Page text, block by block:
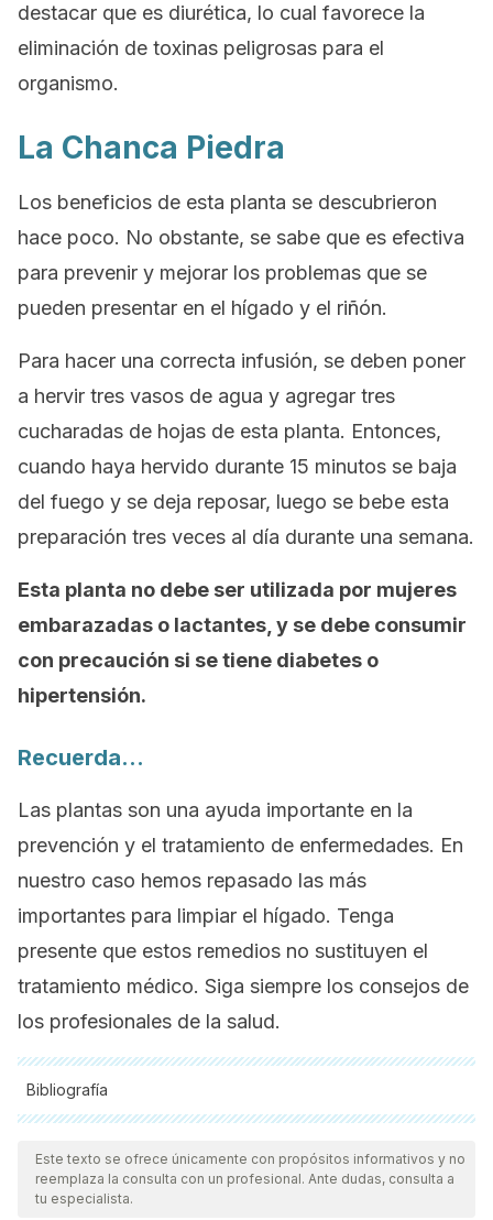
destacar que es diurética, lo cual favorece la
eliminación de toxinas peligrosas para el
organismo.
La Chanca Piedra
Los beneficios de esta planta se descubrieron
hace poco. No obstante, se sabe que es efectiva
para prevenir y mejorar los problemas que se
pueden presentar en el hígado y el riñón.
Para hacer una correcta infusión, se deben poner
a hervir tres vasos de agua y agregar tres
cucharadas de hojas de esta planta. Entonces,
cuando haya hervido durante 15 minutos se baja
del fuego y se deja reposar, luego se bebe esta
preparación tres veces al día durante una semana.
Esta planta no debe ser utilizada por mujeres
embarazadas o lactantes, y se debe consumir
con precaución si se tiene diabetes o
hipertensión.
Recuerda…
Las plantas son una ayuda importante en la
prevención y el tratamiento de enfermedades. En
nuestro caso hemos repasado las más
importantes para limpiar el hígado. Tenga
presente que estos remedios no sustituyen el
tratamiento médico. Siga siempre los consejos de
los profesionales de la salud.
Bibliografía
Todas las fuentes citadas fueron revisadas a profundidad por
nuestro equipo, para asegurar su calidad, confiabilidad,
vigencia y validez.La bibliografía de este artículo fue
Este texto se ofrece únicamente con propósitos informativos y no
reemplaza la consulta con un profesional. Ante dudas, consulta a
tu especialista.